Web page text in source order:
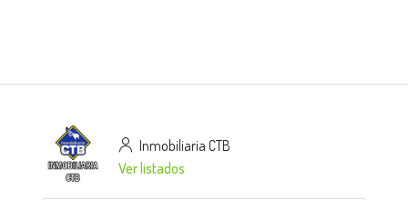
Inmobiliaria CTB
Ver listados